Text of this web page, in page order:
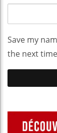
Save my
the next